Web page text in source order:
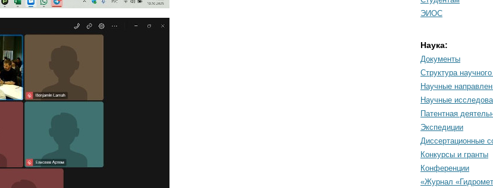
ЭИОС
Наука:
Документы
Cтруктура
Научные
Научные
Патентная
Экспедиции
Диссертационные
Конкурсы и гранты
Конференции
«Журнал